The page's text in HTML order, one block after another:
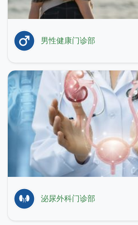
男性健康门诊部
泌尿外科门诊部